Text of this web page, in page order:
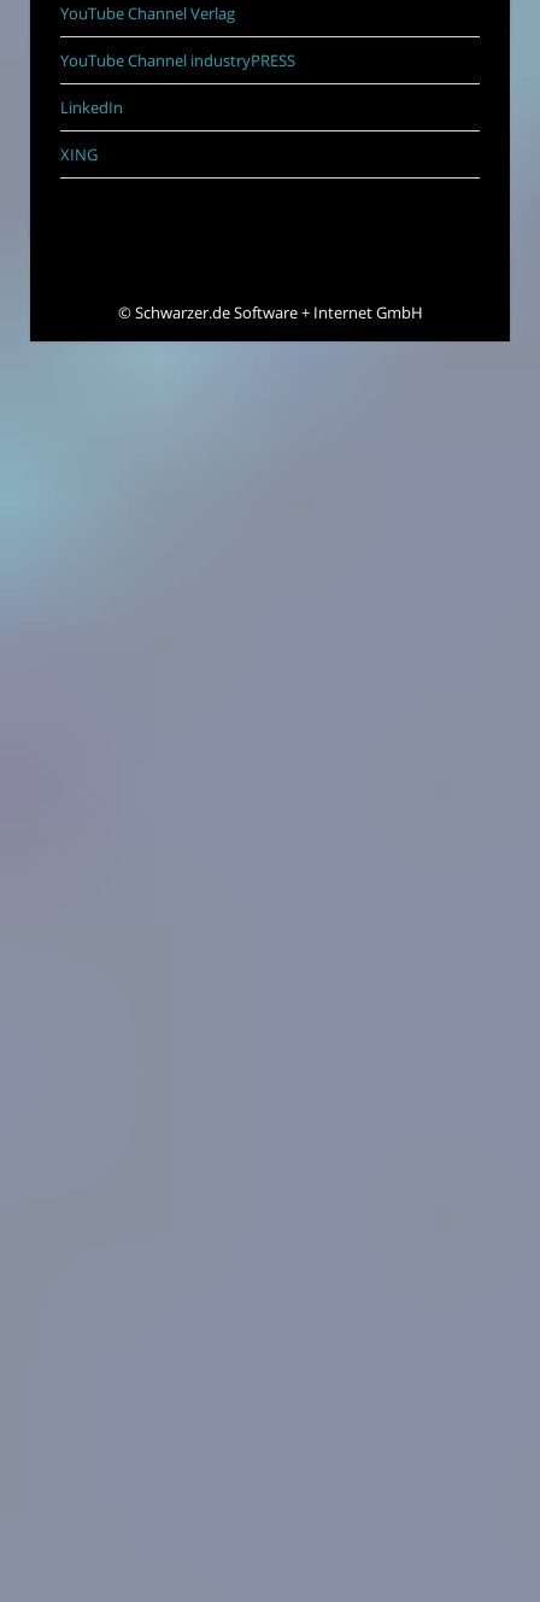
YouTube Channel Verlag
YouTube Channel industryPRESS
LinkedIn
XING
©Schwarzer.de Software + Internet GmbH